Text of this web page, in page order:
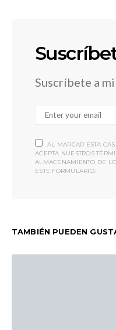
Suscríbete a
AL MARCAR ESTA
ACEPTA NUESTROS
ALMACENAMIENTO DE
ESTE FORMULARIO.
TAMBIÉN PUEDEN